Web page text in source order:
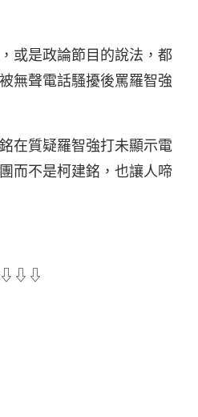
或是政論節目的說法，都
無聲電話騷擾後罵羅智強
在質疑羅智強打未顯示電
而不是柯建銘，也讓人啼
⇩⇩⇩